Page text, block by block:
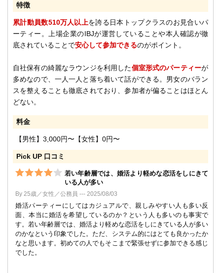
特徴
累計動員数510万人以上を誇る日本トップクラスのお見合いパ
ーティー。上場企業のIBJが運営していることや本人確認が徹
底されていることで安心して参加できるのがポイント。
自社保有の綺麗なラウンジを利用した個室形式のパーティーが
多めなので、一人一人と落ち着いて話ができる。男女のバラン
スを整えることも徹底されており、参加者が偏ることはほとん
どない。
料金
【男性】3,000円〜【女性】0円〜
Pick UP 口コミ
若い年齢層では、婚活より軽めな恋活をしにきて
いる人が多い
By 25歳／女性／公務員 --- 2025/08/03
婚活パーティーにしてはカジュアルで、親しみやすい人も多い反
面、本当に婚活を希望しているのか？という人も多いのも事実で
す。若い年齢層では、婚活より軽めな恋活をしにきている人が多い
のかなという印象でした。ただ、システム的にはとても良かったか
なと思います。初めての人でもそこまで緊張せずに参加できる感じ
でした。